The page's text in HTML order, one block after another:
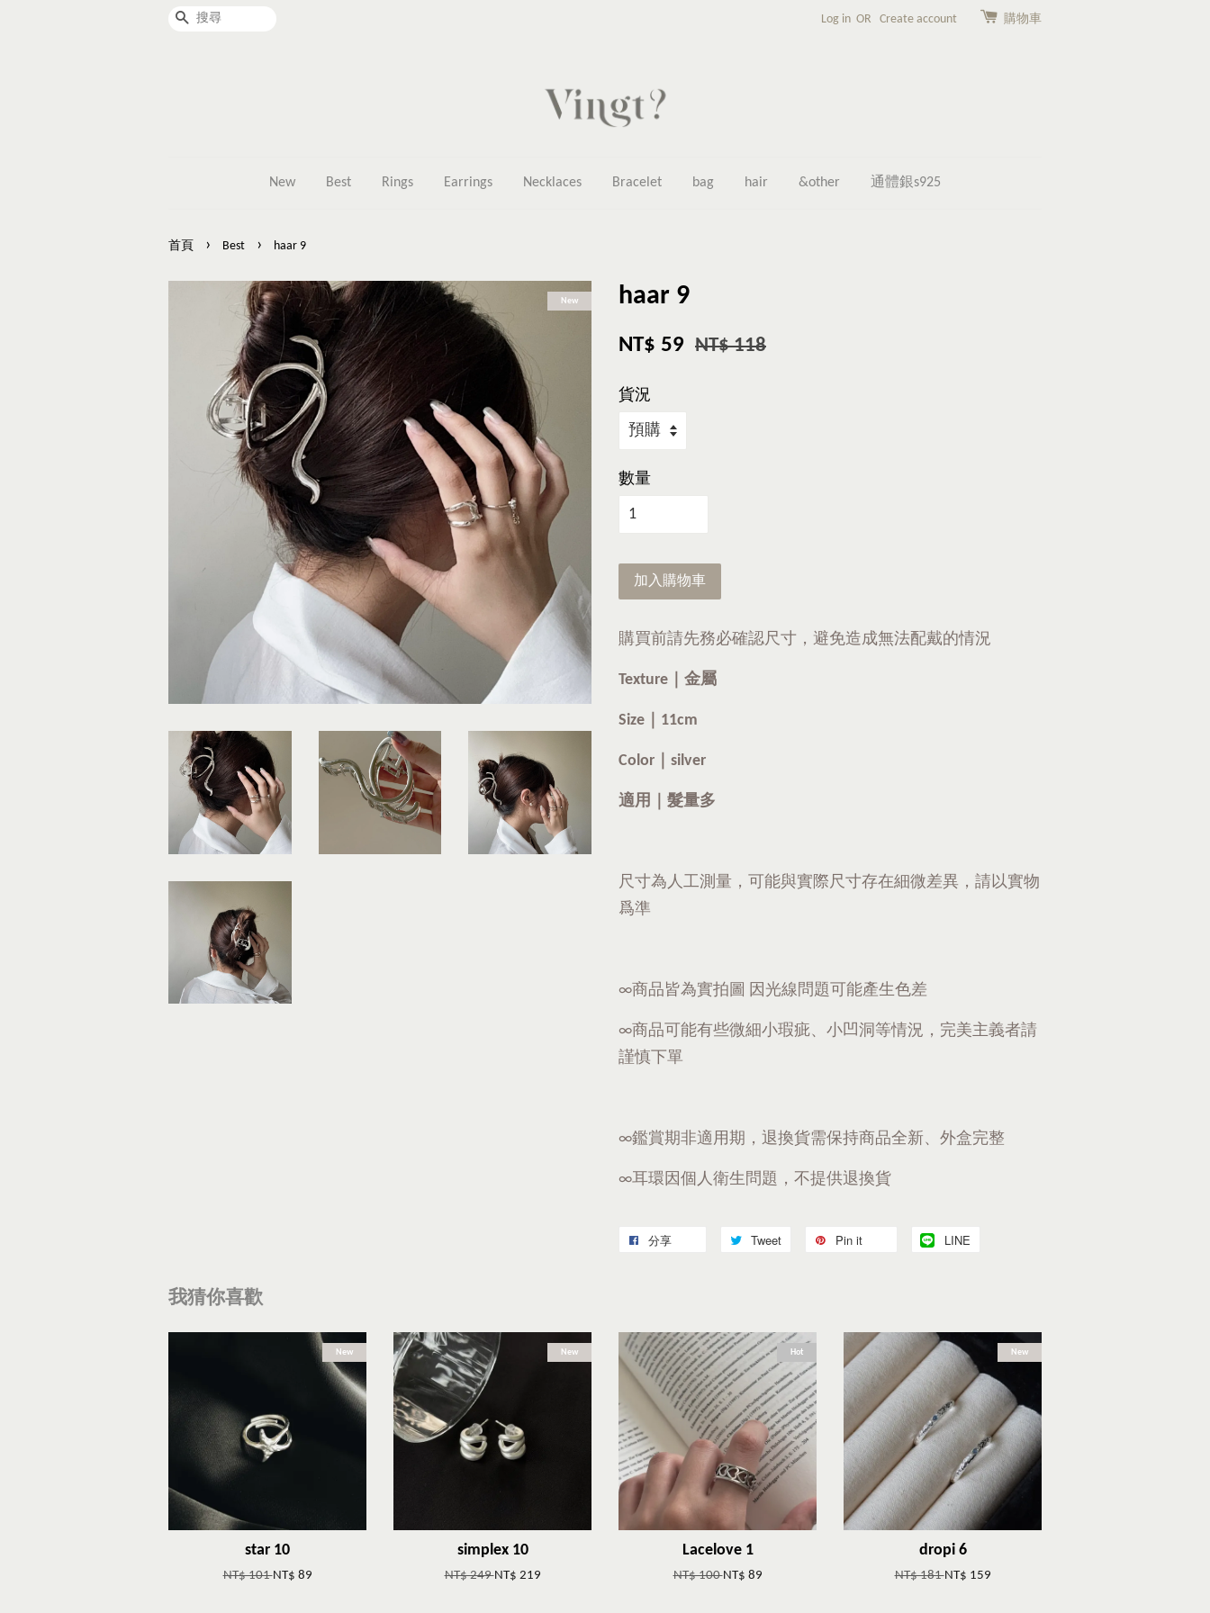
搜尋 Log in OR Create account 購物車
New Best Rings Earrings Necklaces Bracelet bag hair &other 通體銀s925
首頁 › Best › haar 9
New haar 9
NT$ 59 NT$ 118
貨況
數量
加入購物車
購買前請先務必確認尺寸，避免造成無法配戴的情況
Texture｜金屬
Size｜11cm
Color｜silver
適用｜ 髮量多
尺寸為人工測量，可能與實際尺寸存在細微差異，請以實物
爲準
∞商品皆為實拍圖 因光線問題可能產生色差
∞商品可能有些微細小瑕疵、小凹洞等情況，完美主義者請
謹慎下單
∞鑑賞期非適用期，退換貨需保持商品全新、外盒完整
∞耳環因個人衛生問題，不提供退換貨
分享 Tweet Pin it LINE
我猜你喜歡
New
star 10
NT$ 101NT$ 89
New
simplex 10
NT$ 249NT$ 219
Hot
Lacelove 1
NT$ 100NT$ 89
New
dropi 6
NT$ 181NT$ 159